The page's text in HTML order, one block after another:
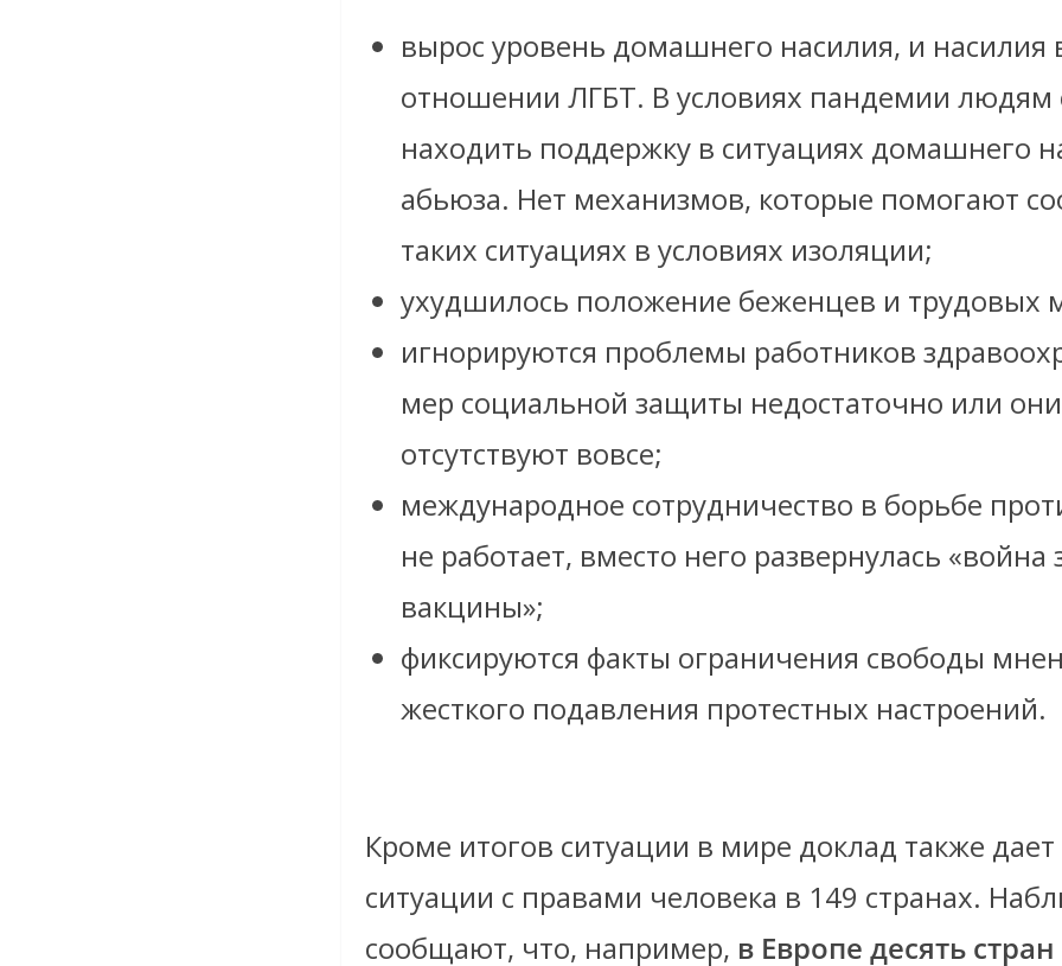
вырос уровень домашнего насилия, и насилия
отношении ЛГБТ. В условиях пандемии людям
находить поддержку в ситуациях домашнего
абьюза. Нет механизмов, которые помогают
таких ситуациях в условиях изоляции;
ухудшилось положение беженцев и трудовых
игнорируются проблемы работников
мер социальной защиты недостаточно или они
отсутствуют вовсе;
международное сотрудничество в борьбе
не работает, вместо него развернулась «война
вакцины»;
фиксируются факты ограничения свободы
жесткого подавления протестных настроений.
Кроме итогов ситуации в мире доклад также
ситуации с правами человека в 149 странах.
сообщают, что, например, в Европе десять